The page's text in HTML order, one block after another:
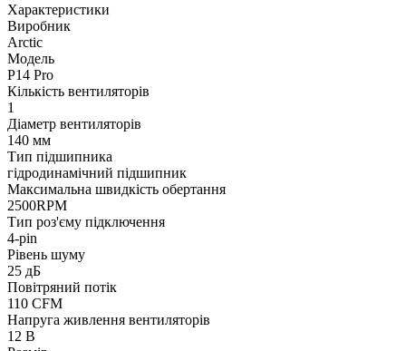
Характеристики
Виробник
Arctic
Модель
P14 Pro
Кількість вентиляторів
1
Діаметр вентиляторів
140 мм
Тип підшипника
гідродинамічний підшипник
Максимальна швидкість обертання
2500RPM
Тип роз'єму підключення
4-pin
Рівень шуму
25 дБ
Повітряний потік
110 CFM
Напруга живлення вентиляторів
12 В